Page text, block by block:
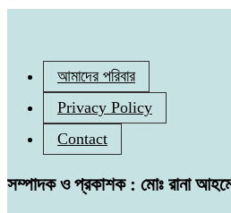
আমাদের পরিবার
Privacy Policy
Contact
সম্পাদক ও প্রকাশক : মোঃ রানা